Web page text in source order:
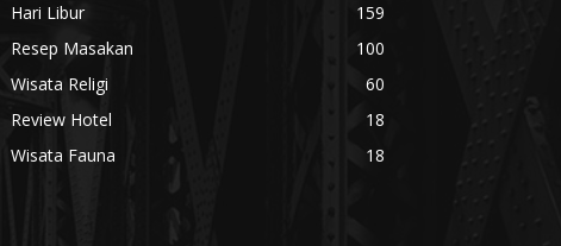
Hari Libur
159
Resep Masakan
100
Wisata Religi
60
Review Hotel
18
Wisata Fauna
18